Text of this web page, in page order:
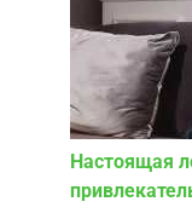
Настоящая